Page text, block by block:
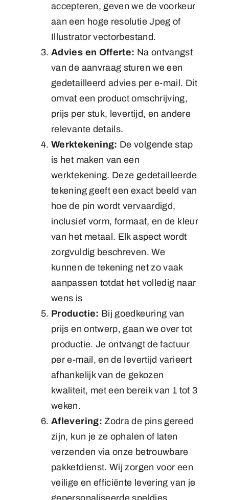
accepteren, geven we de voorkeur
aan een hoge resolutie Jpeg of
Illustrator vectorbestand.
Advies en Offerte: Na ontvangst
van de aanvraag sturen we een
gedetailleerd advies per e-mail. Dit
omvat een product omschrijving,
prijs per stuk, levertijd, en andere
relevante details.
Werktekening: De volgende stap
is het maken van een
werktekening. Deze gedetailleerde
tekening geeft een exact beeld van
hoe de pin wordt vervaardigd,
inclusief vorm, formaat, en de kleur
van het metaal. Elk aspect wordt
zorgvuldig beschreven. We
kunnen de tekening net zo vaak
aanpassen totdat het volledig naar
wens is
Productie: Bij goedkeuring van
prijs en ontwerp, gaan we over tot
productie. Je ontvangt de factuur
per e-mail, en de levertijd varieert
afhankelijk van de gekozen
kwaliteit, met een bereik van 1 tot 3
weken.
Aflevering: Zodra de pins gereed
zijn, kun je ze ophalen of laten
verzenden via onze betrouwbare
pakketdienst. Wij zorgen voor een
veilige en efficiënte levering van je
gepersonaliseerde speldjes